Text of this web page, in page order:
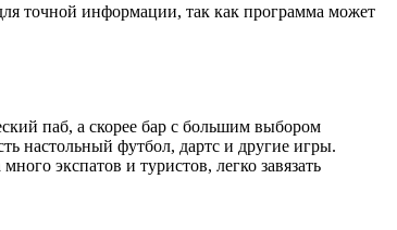
точной информации, так как программа может
паб, а скорее бар с большим выбором
настольный футбол, дартс и другие игры.
экспатов и туристов, легко завязать